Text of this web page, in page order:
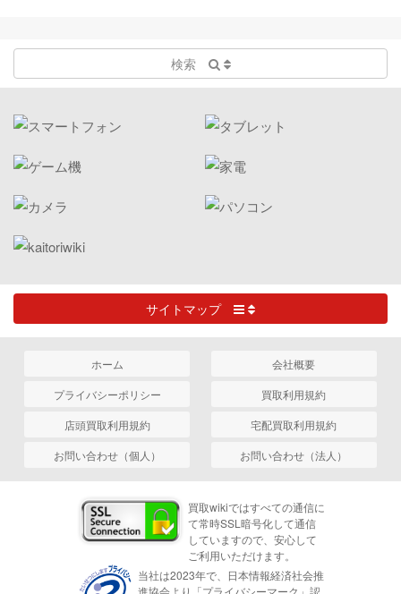
検索
サイトマップ
ホーム
会社概要
プライバシーポリシー
買取利用規約
店頭買取利用規約
宅配買取利用規約
お問い合わせ（個人）
お問い合わせ（法人）
買取wikiではすべての通信に
て常時SSL暗号化して通信
していますので、安心して
ご利用いただけます。
当社は2023年で、日本情報経済社会推